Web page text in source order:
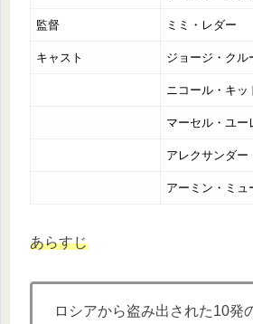
監督 ミミ・レダー
キャスト ジョージ・クル
ニコール・キッ
マーセル・ユー
アレクサンダー
アーミン・ミュ
あらすじ
ロシアから盗み出された10発